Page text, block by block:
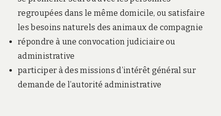
regroupées dans le même domicile, ou satisfaire
les besoins naturels des animaux de compagnie
répondre à une convocation judiciaire ou
administrative
participer à des missions d’intérêt général sur
demande de l’autorité administrative